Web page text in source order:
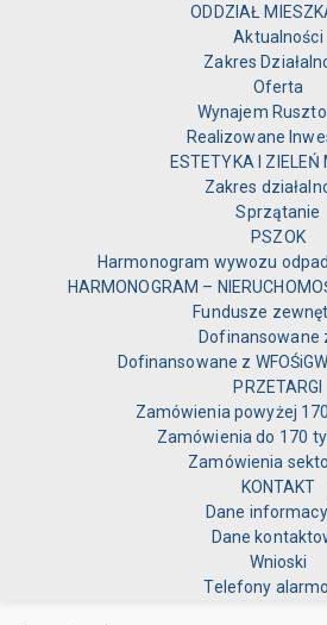
ODDZIAŁ
Aktualności
Zakres
Oferta
Wynajem
Realizowane
ESTETYKA I ZIELEŃ
Zakres
Sprzątanie
PSZOK
Harmonogram wywozu
HARMONOGRAM –
Fundusze
Dofinansowane
Dofinansowane z
PRZETARGI
Zamówienia powyżej
Zamówienia do 170
Zamówienia
KONTAKT
Dane
Dane
Wnioski
Telefony